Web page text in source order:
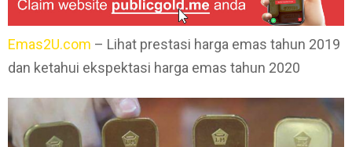
Emas2U.com – Lihat prestasi harga emas tahun 2019
dan ketahui ekspektasi harga emas tahun 2020